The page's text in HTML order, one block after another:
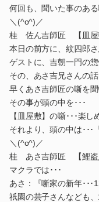
何回も、聞いた事のあ
＼(^o^)／
桂 佐ん吉師匠 【皿屋
本日の前方に、紋四郎さ
ゲストに、吉朝一門の
その、あさ吉兄さんの話
早くあさ吉師匠の噺を
その事が頭の中を･･･
【皿屋敷】の噺･･･楽し
それより、頭の中は･･･
＼(^o^)／
桂 あさ吉師匠 【鯉盗
マクラでは･･･
あさ：『噺家の新年･･･
祇園の芸子さんなども